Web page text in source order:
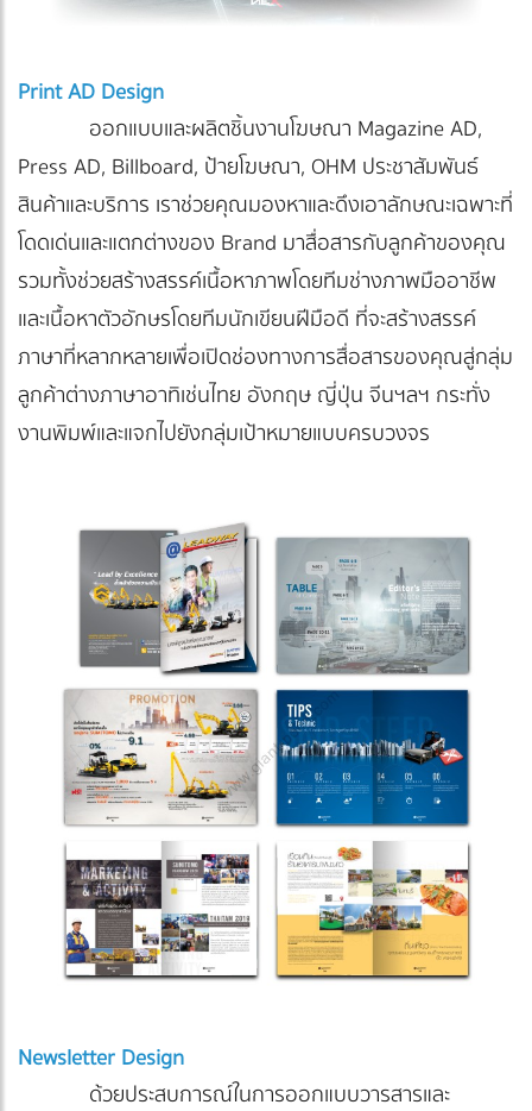
Print AD Design
ออกแบบและผลิตชิ้นงานโฆษณา Magazine AD,
Press AD, Billboard, ป้ายโฆษณา, OHM ประชาสัมพันธ์
สินค้าและบริการ เราช่วยคุณมองหาและดึงเอาลักษณะเฉพาะที่
โดดเด่นและแตกต่างของ Brand มาสื่อสารกับลูกค้าของคุณ
รวมทั้งช่วยสร้างสรรค์เนื้อหาภาพโดยทีมช่างภาพมืออาชีพ
และเนื้อหาตัวอักษรโดยทีมนักเขียนฝีมือดี ที่จะสร้างสรรค์
ภาษาที่หลากหลายเพื่อเปิดช่องทางการสื่อสารของคุณสู่กลุ่ม
ลูกค้าต่างภาษาอาทิเช่น ไทย อังกฤษ ญี่ปุ่น จีนฯลฯ กระทั่ง
งานพิมพ์และแจกไปยังกลุ่มเป้าหมายแบบครบวงจร
Newsletter Design
ด้วยประสบการณ์ในการออกแบบวารสารและ